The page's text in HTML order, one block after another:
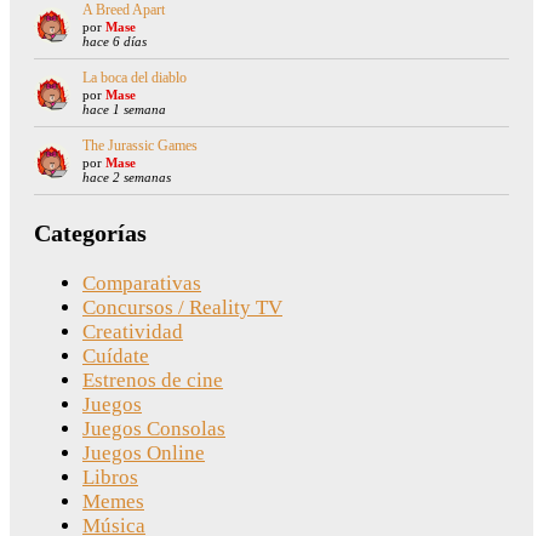
A Breed Apart
por Mase
hace 6 días
La boca del diablo
por Mase
hace 1 semana
The Jurassic Games
por Mase
hace 2 semanas
Categorías
Comparativas
Concursos / Reality TV
Creatividad
Cuídate
Estrenos de cine
Juegos
Juegos Consolas
Juegos Online
Libros
Memes
Música